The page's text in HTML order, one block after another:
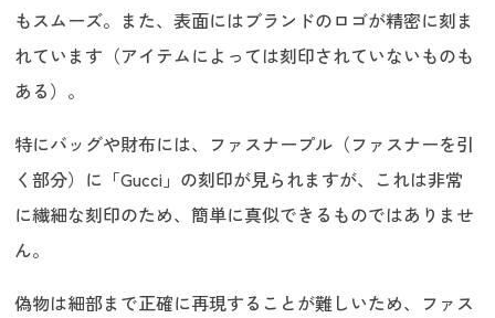
もスムーズ。また、表面にはブランドのロゴが精密に刻ま
れています（アイテムによっては刻印されていないものも
ある）。
特にバッグや財布には、ファスナープル（ファスナーを引
く部分）に「Gucci」の刻印が見られますが、これは非常
に繊細な刻印のため、簡単に真似できるものではありませ
ん。
偽物は細部まで正確に再現することが難しいため、ファス